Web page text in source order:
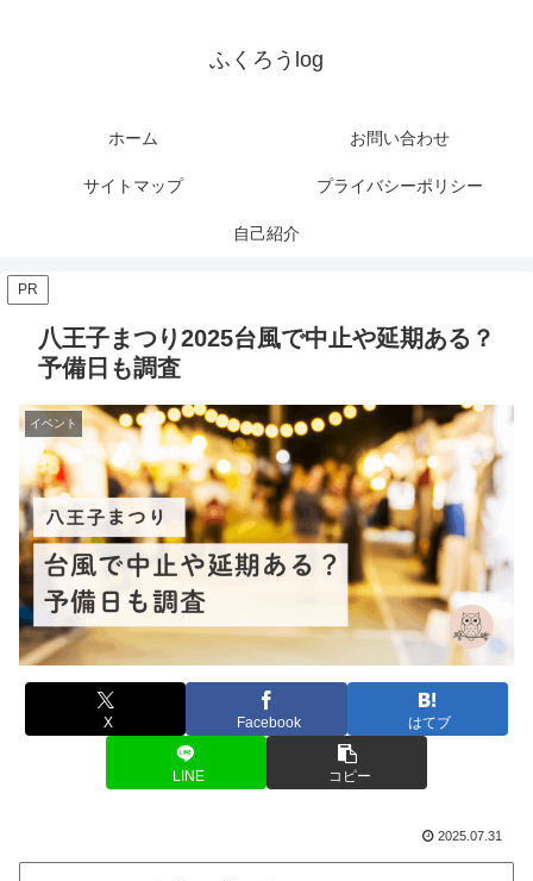
ふくろうlog
ホーム お問い合わせ
サイトマップ プライバシーポリシー
自己紹介
PR
八王子まつり2025台風で中止や延期ある？
予備日も調査
イベント
X Facebook はてブ
LINE コピー
2025.07.31